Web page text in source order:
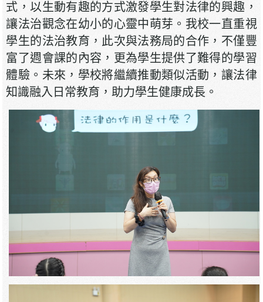
式，以生動有趣的方式激發學生對法律的興趣，
讓法治觀念在幼小的心靈中萌芽。我校一直重視
學生的法治教育，此次與法務局的合作，不僅豐
富了週會課的內容，更為學生提供了難得的學習
體驗。未來，學校將繼續推動類似活動，讓法律
知識融入日常教育，助力學生健康成長。